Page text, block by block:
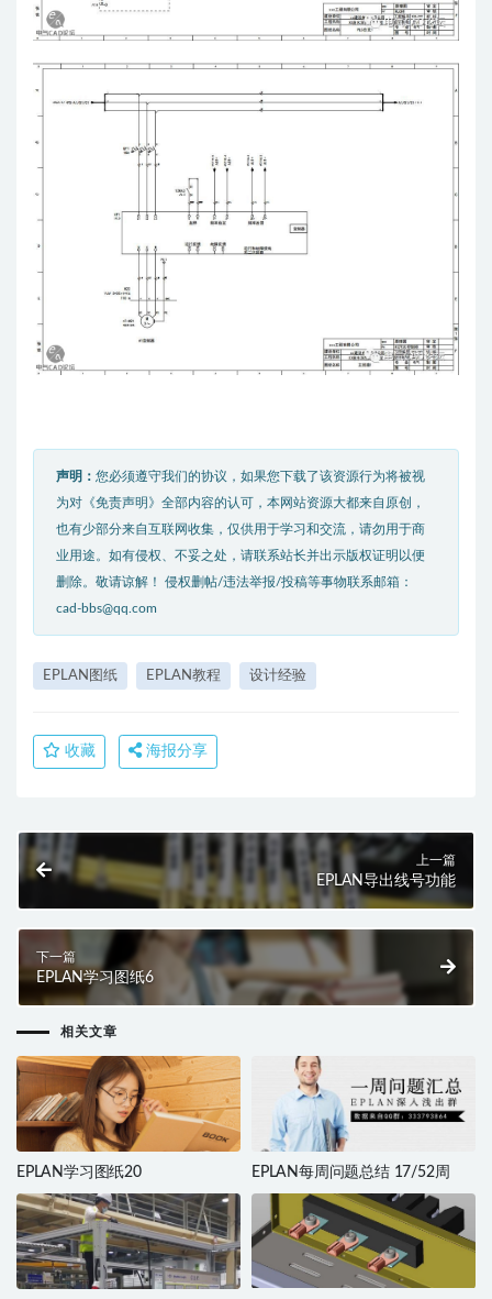
声明： 您必须遵守我们的协议，如果您下载了该资源行为将被视
为对《免责声明》全部内容的认可，本网站资源大都来自原创，
也有少部分来自互联网收集，仅供用于学习和交流，请勿用于商
业用途。如有侵权、不妥之处，请联系站长并出示版权证明以便
删除。敬请谅解！ 侵权删帖/违法举报/投稿等事物联系邮箱：
cad-bbs@qq.com
EPLAN图纸 EPLAN教程 设计经验
收藏 海报分享
上一篇
EPLAN导出线号功能
下一篇
EPLAN学习图纸6
相关文章
EPLAN学习图纸20 EPLAN每周问题总结 17/52周